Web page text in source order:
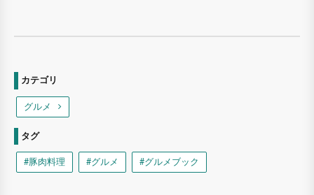
カテゴリ
グルメ
タグ
#豚肉料理 #グルメ #グルメブック